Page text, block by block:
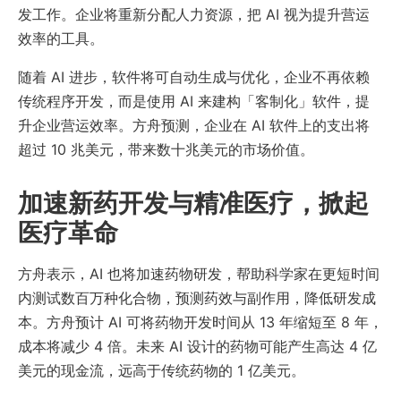
发工作。企业将重新分配人力资源，把 AI 视为提升营运
效率的工具。
随着 AI 进步，软件将可自动生成与优化，企业不再依赖
传统程序开发，而是使用 AI 来建构「客制化」软件，提
升企业营运效率。方舟预测，企业在 AI 软件上的支出将
超过 10 兆美元，带来数十兆美元的市场价值。
加速新药开发与精准医疗，掀起
医疗革命
方舟表示，AI 也将加速药物研发，帮助科学家在更短时间
内测试数百万种化合物，预测药效与副作用，降低研发成
本。方舟预计 AI 可将药物开发时间从 13 年缩短至 8 年，
成本将减少 4 倍。未来 AI 设计的药物可能产生高达 4 亿
美元的现金流，远高于传统药物的 1 亿美元。